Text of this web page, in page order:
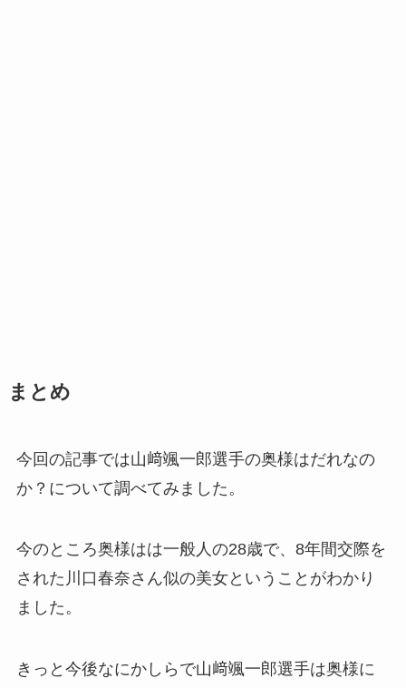
まとめ
今回の記事では山﨑颯一郎選手の奥様はだれなの
か？について調べてみました。
今のところ奥様はは一般人の28歳で、8年間交際を
された川口春奈さん似の美女ということがわかり
ました。
きっと今後なにかしらで山﨑颯一郎選手は奥様に